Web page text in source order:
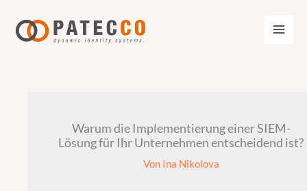
Inhalt
springen
Warum die Implementierung einer SIEM-
Lösung für Ihr Unternehmen entscheidend ist?
Von Ina Nikolova